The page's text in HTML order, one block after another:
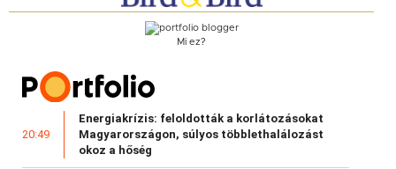
Mi ez?
20:49
Energiakrízis: feloldották a korlátozásokat
Magyarországon, súlyos többlethalálozást
okoz a hőség